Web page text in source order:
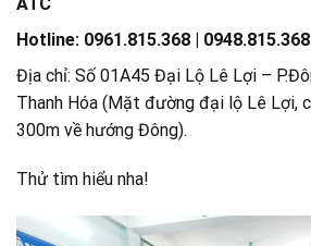
Hotline: 0961.815.368 | 0948.815.368
Địa chỉ: Số 01A45 Đại Lộ Lê Lợi –
Thanh Hóa (Mặt đường đại lộ Lê Lợi,
300m về hướng Đông).
Thử tìm hiểu nha!